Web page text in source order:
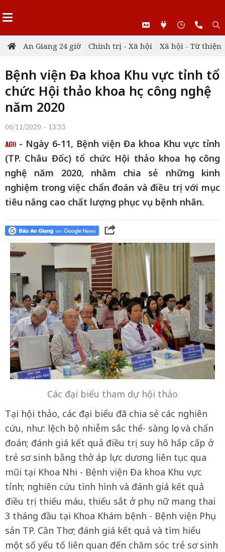
An Giang 24 giờ Chính trị - Xã hội Xã hội - Từ thiện
Bệnh viện Đa khoa Khu vực tỉnh tổ
chức Hội thảo khoa học công nghệ
năm 2020
06/11/2020 - 13:33
- Ngày 6-11, Bệnh viện Đa khoa Khu vực tỉnh
(TP. Châu Đốc) tổ chức Hội thảo khoa học công
nghệ năm 2020, nhằm chia sẻ những kinh
nghiệm trong việc chẩn đoán và điều trị với mục
tiêu nâng cao chất lượng phục vụ bệnh nhân.
Các đại biểu tham dự hội thảo
Tại hội thảo, các đại biểu đã chia sẻ các nghiên
cứu, như: lệch bộ nhiễm sắc thể- sàng lọc và chẩn
đoán; đánh giá kết quả điều trị suy hô hấp cấp ở
trẻ sơ sinh bằng thở áp lực dương liên tục qua
mũi tại Khoa Nhi - Bệnh viện Đa khoa Khu vực
tỉnh; nghiên cứu tình hình và đánh giá kết quả
điều trị thiếu máu, thiếu sắt ở phụ nữ mang thai
3 tháng đầu tại Khoa Khám bệnh - Bệnh viện Phụ
sản TP. Cần Thơ; đánh giá kết quả và tìm hiểu
một số yếu tố liên quan đến chăm sóc trẻ sơ sinh